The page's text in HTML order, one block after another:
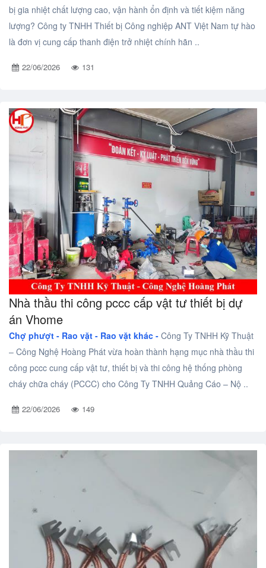
bị gia nhiệt chất lượng cao, vận hành ổn định và tiết kiệm năng
lượng? Công ty TNHH Thiết bị Công nghiệp ANT Việt Nam tự hào
là đơn vị cung cấp thanh điện trở nhiệt chính hãn ..
22/06/2026 131
Nhà thầu thi công pccc cấp vật tư thiết bị dự
án Vhome
Chợ phượt - Rao vặt - Rao vặt khác - Công Ty TNHH Kỹ Thuật
– Công Nghệ Hoàng Phát vừa hoàn thành hạng mục nhà thầu thi
công pccc cung cấp vật tư, thiết bị và thi công hệ thống phòng
cháy chữa cháy (PCCC) cho Công Ty TNHH Quảng Cáo – Nộ ..
22/06/2026 149